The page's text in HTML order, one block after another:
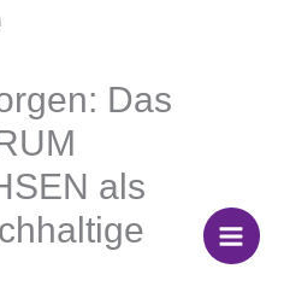
Das
als